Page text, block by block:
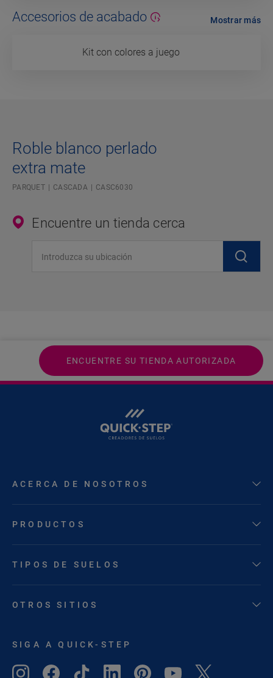
Accesorios de acabado
Kit con colores a juego
Mostrar más
Roble blanco perlado
extra mate
PARQUET CASCADA CASC6030
Encuentre un tienda cerca
ENCUENTRE SU TIENDA AUTORIZADA
ACERCA DE NOSOTROS
PRODUCTOS
TIPOS DE SUELOS
OTROS SITIOS
SIGA A QUICK-STEP